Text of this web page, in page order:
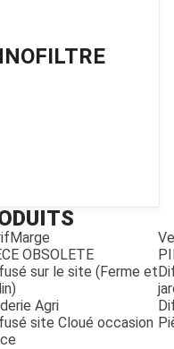
OBSOLETE
sur le site (Ferme et
Agri
site Cloué occasion